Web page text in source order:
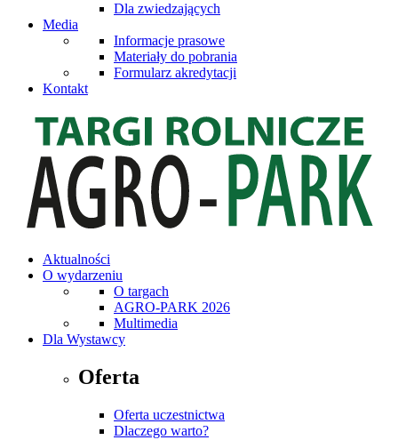
Dla zwiedzających
Media
Informacje prasowe
Materiały do pobrania
Formularz akredytacji
Kontakt
Aktualności
O wydarzeniu
O targach
AGRO-PARK 2026
Multimedia
Dla Wystawcy
Oferta
Oferta uczestnictwa
Dlaczego warto?